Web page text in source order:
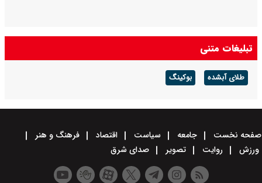
تبلیغات متنی
طلای آبشده بوکینگ
صفحه نخست جامعه سیاست اقتصاد
فرهنگ و هنر
ورزش
روایت تصویر صدای شرق